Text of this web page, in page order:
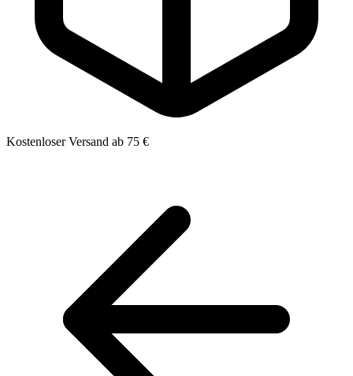
Kostenloser Versand ab 75 €